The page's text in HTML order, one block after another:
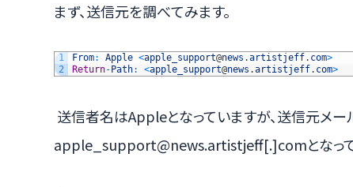
まず、送信元を調べてみます。
1
2
From: Apple <apple_support@news .artistjeff. com>
Return-Path: <apple_support@news .artistjeff. com>
送信者名はAppleとなっていますが、送信元メ
apple_support@news.artistjeff[.]comとなって